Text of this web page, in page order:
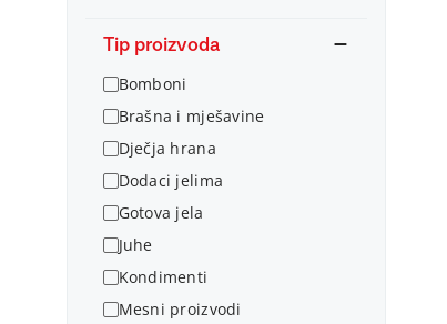
Tip proizvoda
Bomboni
Brašna i mješavine
Dječja hrana
Dodaci jelima
Gotova jela
Juhe
Kondimenti
Mesni proizvodi